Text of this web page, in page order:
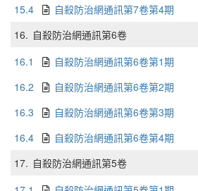
15.4
自殺防治網通訊第7卷第4期
16. 自殺防治網通訊第6卷
16.1
自殺防治網通訊第6卷第1期
16.2
自殺防治網通訊第6卷第2期
16.3
自殺防治網通訊第6卷第3期
16.4
自殺防治網通訊第6卷第4期
17. 自殺防治網通訊第5卷